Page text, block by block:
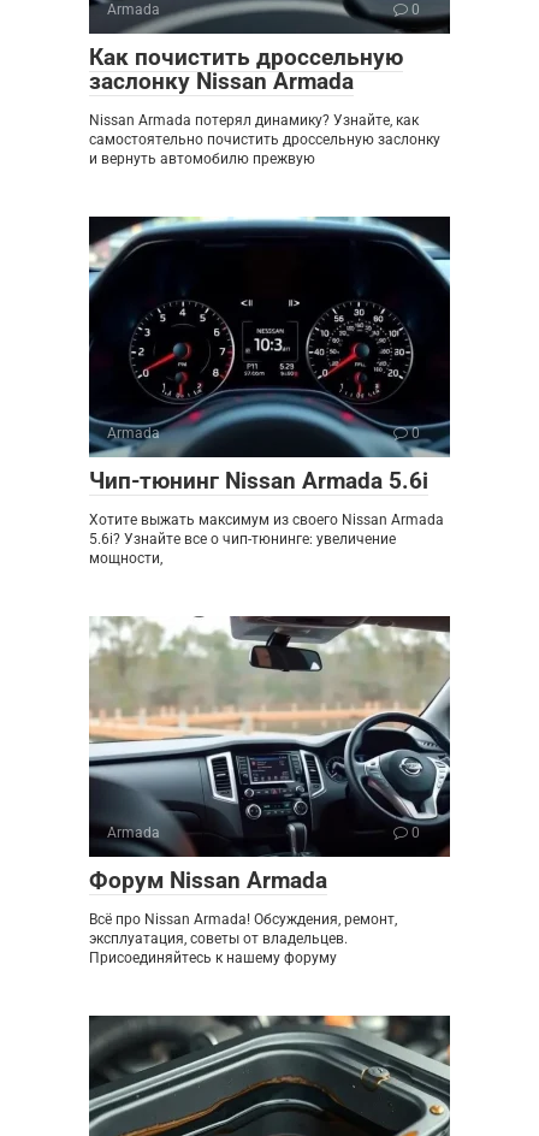
Armada 0
Как почистить дроссельную
заслонку Nissan Armada
Nissan Armada потерял динамику? Узнайте, как
самостоятельно почистить дроссельную заслонку
и вернуть автомобилю прежвую
Armada 0
Чип-тюнинг Nissan Armada 5.6i
Хотите выжать максимум из своего Nissan Armada
5.6i? Узнайте все о чип-тюнинге: увеличение
мощности,
Armada 0
Форум Nissan Armada
Всё про Nissan Armada! Обсуждения, ремонт,
эксплуатация, советы от владельцев.
Присоединяйтесь к нашему форуму